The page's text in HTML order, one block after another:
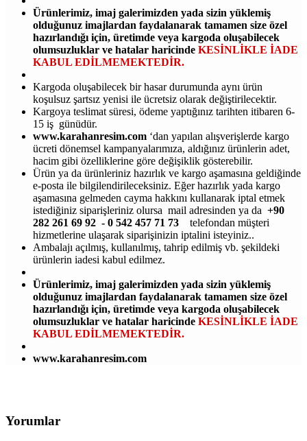
Ürünlerimiz, imaj galerimizden yada sizin yüklemiş
olduğunuz imajlardan faydalanarak tamamen size özel
hazırlandığı için, üretimde veya kargoda oluşabilecek
olumsuzluklar ve hatalar haricinde KESİNLİKLE İADE
KABUL EDİLMEMEKTEDİR.
Kargoda oluşabilecek bir hasar durumunda aynı ürün
koşulsuz şartsız yenisi ile ücretsiz olarak değiştirilecektir.
Kargoya teslimat süresi, ödeme yaptığınız tarihten itibaren 6-
15 iş günüdür.
www.karahanresim.com ‘dan yapılan alışverişlerde kargo
ücreti dönemsel kampanyalarımıza, aldığınız ürünlerin adet,
hacim gibi özelliklerine göre değişiklik gösterebilir.
Ürün ya da ürünleriniz hazırlık ve kargo aşamasına geldiğinde
e-posta ile bilgilendirileceksiniz. Eğer hazırlık yada kargo
aşamasına gelmeden cayma hakkını kullanarak iptal etmek
istediğiniz siparişleriniz olursa mail adresinden ya da +90
282 261 69 92 - 0 542 457 71 73
telefondan müşteri
hizmetlerine ulaşarak siparişinizin iptalini isteyiniz..
Ambalajı açılmış, kullanılmış, tahrip edilmiş vb. şekildeki
ürünlerin iadesi kabul edilmez.
Ürünlerimiz, imaj galerimizden yada sizin yüklemiş
olduğunuz imajlardan faydalanarak tamamen size özel
hazırlandığı için, üretimde veya kargoda oluşabilecek
olumsuzluklar ve hatalar haricinde KESİNLİKLE İADE
KABUL EDİLMEMEKTEDİR.
www.karahanresim.com
Yorumlar